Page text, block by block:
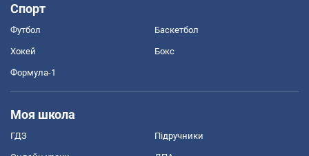
Спорт
Футбол Баскетбол
Хокей Бокс
Формула-1
Моя школа
ГДЗ Підручники